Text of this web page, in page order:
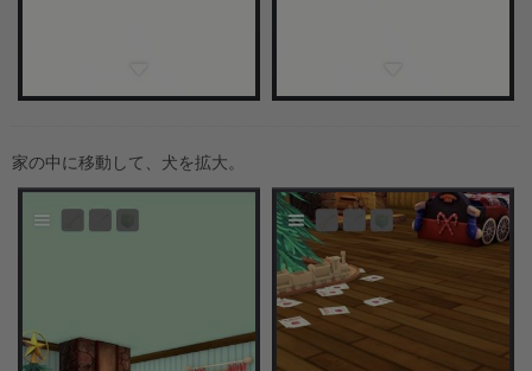
家の中に移動して、犬を拡大。